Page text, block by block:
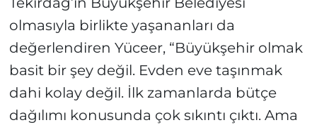
olmasıyla birlikte yaşananları da
değerlendiren Yüceer, “Büyükşehir olmak
basit bir şey değil. Evden eve taşınmak
dahi kolay değil. İlk zamanlarda bütçe
dağılımı konusunda çok sıkıntı çıktı. Ama